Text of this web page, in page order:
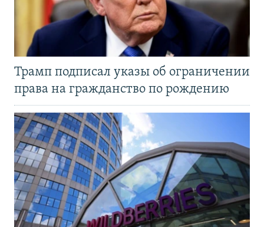
Трамп подписал указы об ограничении
права на гражданство по рождению